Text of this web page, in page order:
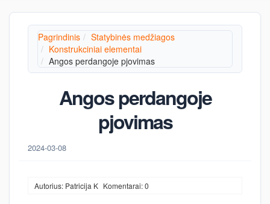
Pagrindinis
Statybinės medžiagos
Konstrukciniai elementai
Angos perdangoje pjovimas
Angos perdangoje
pjovimas
2024-03-08
Autorius: Patricija K Komentarai: 0